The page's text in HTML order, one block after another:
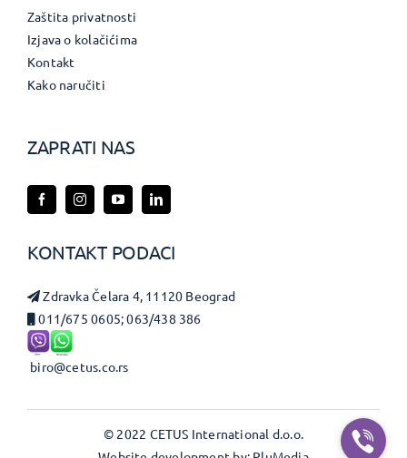
Zaštita privatnosti
Izjava o kolačićima
Kontakt
Kako naručiti
ZAPRATI NAS
KONTAKT PODACI
Zdravka Čelara 4, 11120 Beograd
011/675 0605; 063/438 386
biro@cetus.co.rs
© 2022 CETUS International d.o.o.